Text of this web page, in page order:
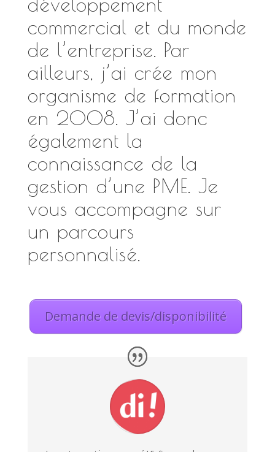
commercial et du monde
de l’entreprise. Par
ailleurs, j’ai crée mon
organisme de formation
en 2008. J’ai donc
également la
connaissance de la
gestion d’une PME. Je
vous accompagne sur
un parcours
personnalisé.
Demande de devis/disponibilité